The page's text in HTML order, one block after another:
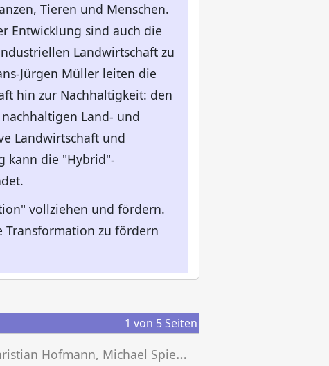
Tieren und Menschen.
Entwicklung sind auch die
Landwirtschaft zu
Jürgen Müller leiten die
hin zur Nachhaltigkeit: den
Land- und
Landwirtschaft und
kann die "Hybrid"-
vollziehen und fördern.
Transformation zu fördern
1 von 5Seiten
C
hristian Hofmann, Michael Spieker (Hg.)